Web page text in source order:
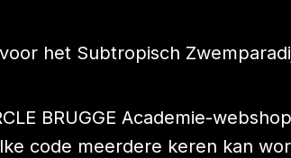
het Subtropisch
BRUGGE Academie-
code meerdere keren kan